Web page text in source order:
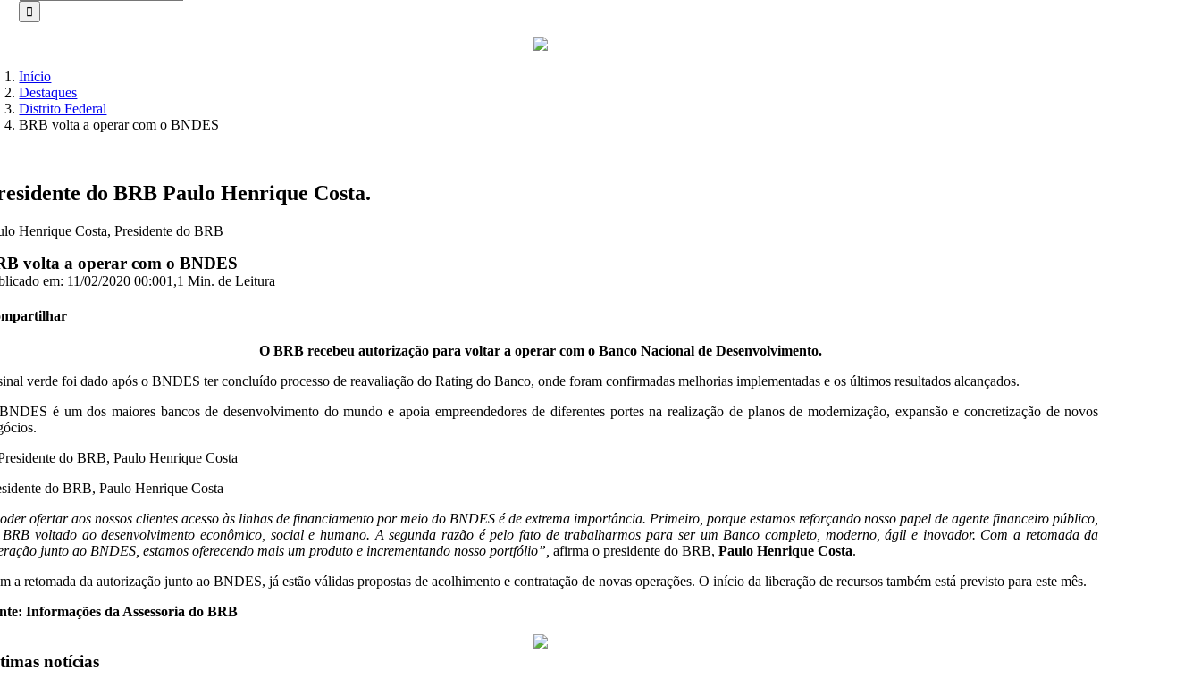
resultados
para:
Início
Destaques
Distrito Federal
BRB volta a operar com o BNDES
do BRB Paulo Henrique Costa.
Henrique Costa, Presidente do BRB
volta a operar com o BNDES
em: 11/02/2020 00:001,1 Min. de Leitura
O BRB recebeu autorização para voltar a operar com o Banco Nacional de Desenvolvimento.
verde foi dado após o BNDES ter concluído processo de reavaliação do Rating do Banco, onde foram confirmadas melhorias implementadas e os últimos resultados alcançados.
é um dos maiores bancos de desenvolvimento do mundo e apoia empreendedores de diferentes portes na realização de planos de modernização, expansão e concretização de novos
do BRB, Paulo Henrique Costa
ofertar aos nossos clientes acesso às linhas de financiamento por meio do BNDES é de extrema importância. Primeiro, porque estamos reforçando nosso papel de agente financeiro público,
voltado ao desenvolvimento econômico, social e humano. A segunda razão é pelo fato de trabalharmos para ser um Banco completo, moderno, ágil e inovador. Com a retomada da
junto ao BNDES, estamos oferecendo mais um produto e incrementando nosso portfólio”, afirma o presidente do BRB,Paulo Henrique Costa.
a retomada da autorização junto ao BNDES, já estão válidas propostas de acolhimento e contratação de novas operações. O início da liberação de recursos também está previsto para este mês.
Informações da Assessoria do BRB
notícias